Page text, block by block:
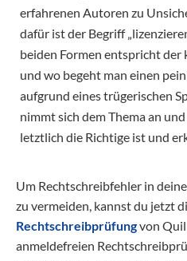
erfahrenen Autoren zu
dafür ist der Begriff
beiden Formen entspricht der
und wo begeht man einen
aufgrund eines trügerischen
nimmt sich dem Thema an
letztlich die Richtige ist und
Um Rechtschreibfehler in
zu vermeiden, kannst du jetzt
Rechtschreibprüfungvon
anmeldefreien